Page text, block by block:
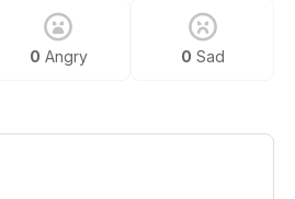
0 Angry 0 Sad